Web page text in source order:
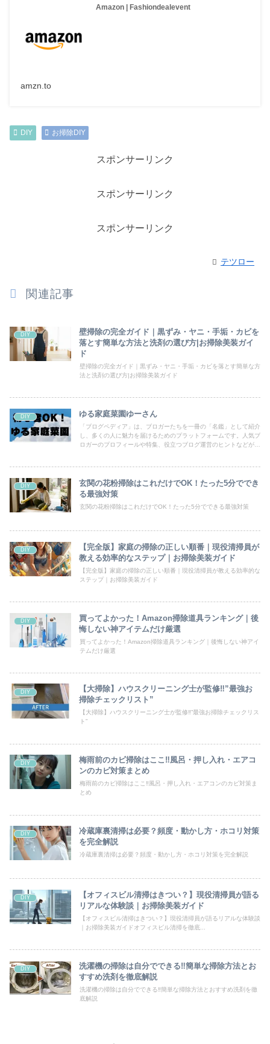
Amazon | Fashiondealevent
amzn.to
DIY お掃除DIY
スポンサーリンク
スポンサーリンク
スポンサーリンク
テツロー
関連記事
DIY
壁掃除の完全ガイド｜黒ずみ・ヤニ・手垢・カビを
落とす簡単な方法と洗剤の選び方|お掃除美装ガイ
ド
壁掃除の完全ガイド｜黒ずみ・ヤニ・手垢・カビを落とす簡単な方
法と洗剤の選び方|お掃除美装ガイド
DIY ゆる家庭菜園ゆーさん
「ブログペディア」は、ブロガーたちを一冊の「名鑑」として紹介
し、多くの人に魅力を届けるためのプラットフォームです。人気ブ
ロガーのプロフィールや特集、役立つブログ運営のヒントなどが満
DIY
玄関の花粉掃除はこれだけでOK！たった5分ででき
る最強対策
玄関の花粉掃除はこれだけでOK！たった5分でできる最強対策
DIY
【完全版】家庭の掃除の正しい順番｜現役清掃員が
教える効率的なステップ｜お掃除美装ガイド
【完全版】家庭の掃除の正しい順番｜現役清掃員が教える効率的な
ステップ｜お掃除美装ガイド
DIY
買ってよかった！Amazon掃除道具ランキング｜後
悔しない神アイテムだけ厳選
買ってよかった！Amazon掃除道具ランキング｜後悔しない神アイ
テムだけ厳選
DIY
【大掃除】ハウスクリーニング士が監修‼”最強お
掃除チェックリスト”
【大掃除】ハウスクリーニング士が監修‼”最強お掃除チェックリス
ト”
DIY
梅雨前のカビ掃除はここ‼風呂・押し入れ・エアコ
ンのカビ対策まとめ
梅雨前のカビ掃除はここ‼風呂・押し入れ・エアコンのカビ対策ま
とめ
DIY
冷蔵庫裏清掃は必要？頻度・動かし方・ホコリ対策
を完全解説
冷蔵庫裏清掃は必要？頻度・動かし方・ホコリ対策を完全解説
DIY
【オフィスビル清掃はきつい？】現役清掃員が語る
リアルな体験談｜お掃除美装ガイド
【オフィスビル清掃はきつい？】現役清掃員が語るリアルな体験談
｜お掃除美装ガイドオフィスビル清掃を徹底...
DIY
洗濯機の掃除は自分でできる‼簡単な掃除方法とお
すすめ洗剤を徹底解説
洗濯機の掃除は自分でできる‼簡単な掃除方法とおすすめ洗剤を徹
底解説